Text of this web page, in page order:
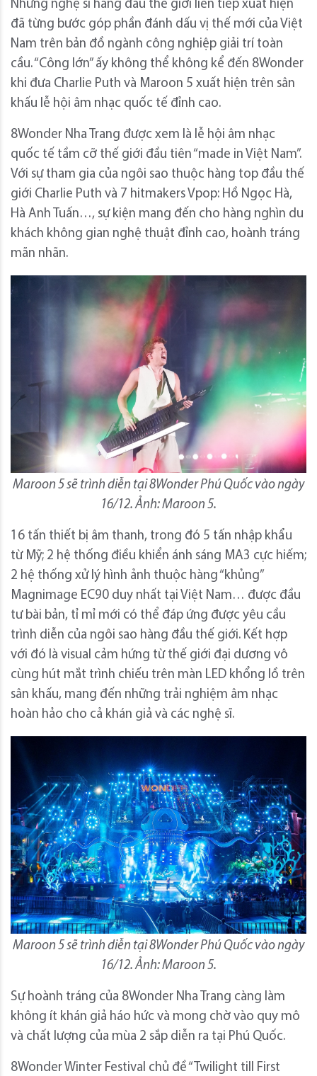
Những nghệ sĩ hàng đầu thế giới liên tiếp xuất hiện
đã từng bước góp phần đánh dấu vị thế mới của Việt
Nam trên bản đồ ngành công nghiệp giải trí toàn
cầu. “Công lớn” ấy không thể không kể đến 8Wonder
khi đưa Charlie Puth và Maroon 5 xuất hiện trên sân
khấu lễ hội âm nhạc quốc tế đỉnh cao.
8Wonder Nha Trang được xem là lễ hội âm nhạc
quốc tế tầm cỡ thế giới đầu tiên “made in Việt Nam”.
Với sự tham gia của ngôi sao thuộc hàng top đầu thế
giới Charlie Puth và 7 hitmakers Vpop: Hồ Ngọc Hà,
Hà Anh Tuấn…, sự kiện mang đến cho hàng nghìn du
khách không gian nghệ thuật đỉnh cao, hoành tráng
mãn nhãn.
Maroon 5 sẽ trình diễn tại 8Wonder Phú Quốc vào ngày
16/12. Ảnh: Maroon 5.
16 tấn thiết bị âm thanh, trong đó 5 tấn nhập khẩu
từ Mỹ; 2 hệ thống điều khiển ánh sáng MA3 cực hiếm;
2 hệ thống xử lý hình ảnh thuộc hàng “khủng”
Magnimage EC90 duy nhất tại Việt Nam… được đầu
tư bài bản, tỉ mỉ mới có thể đáp ứng được yêu cầu
trình diễn của ngôi sao hàng đầu thế giới. Kết hợp
với đó là visual cảm hứng từ thế giới đại dương vô
cùng hút mắt trình chiếu trên màn LED khổng lồ trên
sân khấu, mang đến những trải nghiệm âm nhạc
hoàn hảo cho cả khán giả và các nghệ sĩ.
Maroon 5 sẽ trình diễn tại 8Wonder Phú Quốc vào ngày
16/12. Ảnh: Maroon 5.
Sự hoành tráng của 8Wonder Nha Trang càng làm
không ít khán giả háo hức và mong chờ vào quy mô
và chất lượng của mùa 2 sắp diễn ra tại Phú Quốc.
8Wonder Winter Festival chủ đề “Twilight till First